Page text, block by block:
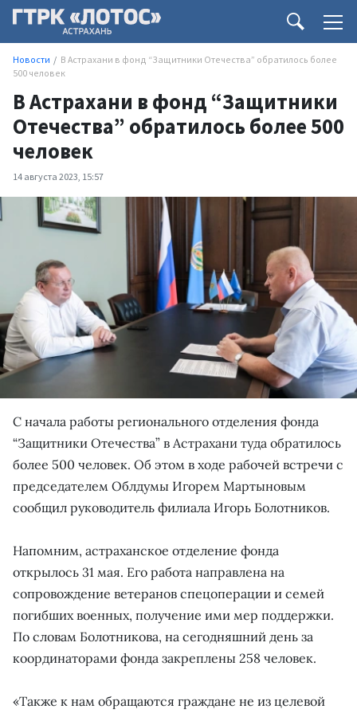
Новости
В Астрахани в фонд “Защитники Отечества” обратилось более
500 человек
В Астрахани в фонд “Защитники
Отечества” обратилось более 500
человек
14 августа 2023, 15:57
С начала работы регионального отделения фонда
“Защитники Отечества” в Астрахани туда обратилось
более 500 человек. Об этом в ходе рабочей встречи с
председателем Облдумы Игорем Мартыновым
сообщил руководитель филиала Игорь Болотников.
Напомним, астраханское отделение фонда
открылось 31 мая. Его работа направлена на
сопровождение ветеранов спецоперации и семей
погибших военных, получение ими мер поддержки.
По словам Болотникова, на сегодняшний день за
координаторами фонда закреплены 258 человек.
«Также к нам обращаются граждане не из целевой